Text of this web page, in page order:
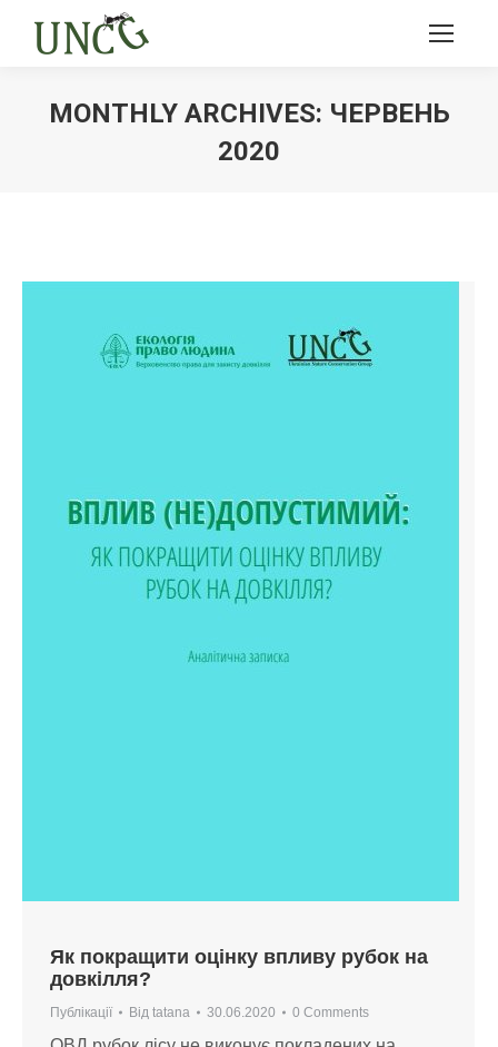
MONTHLY ARCHIVES: ЧЕРВЕНЬ
2020
Як покращити оцінку впливу рубок на
довкілля?
Публікації Від tatana 30.06.2020 0 Comments